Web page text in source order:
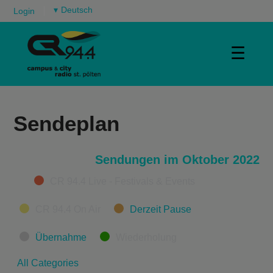
Login ▾
☰
Sendeplan
Sendungen im Oktober 2022
Categories
Derzeit Pause
Übernahme
All Categories